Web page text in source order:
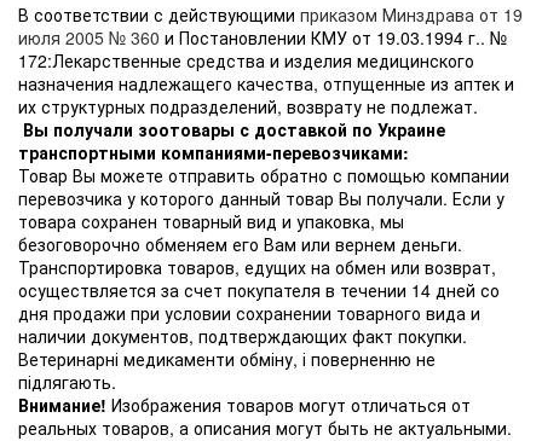
В соответствии с действующими приказом Минздрава от 19
июля 2005 № 360 и Постановлении КМУ от 19.03.1994 г.. №
172:Лекарственные средства и изделия медицинского
назначения надлежащего качества, отпущенные из аптек и
их структурных подразделений, возврату не подлежат.
Вы получали зоотовары с доставкой по Украине
транспортными компаниями-перевозчиками:
Товар Вы можете отправить обратно с помощью компании
перевозчика у которого данный товар Вы получали. Если у
товара сохранен товарный вид и упаковка, мы
безоговорочно обменяем его Вам или вернем деньги.
Транспортировка товаров, едущих на обмен или возврат,
осуществляется за счет покупателя в течении 14 дней со
дня продажи при условии сохранении товарного вида и
наличии документов, подтверждающих факт покупки.
Ветеринарні медикаменти обміну, і поверненню не
підлягають.
Внимание! Изображения товаров могут отличаться от
реальных товаров, а описания могут быть не актуальными.